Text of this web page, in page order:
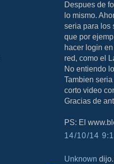
Despues de
lo mismo.
seria para los
que por
hacer login
red, como el
No entiendo
Tambien
corto video
Gracias de
PS: El
14/10/14
Unknown